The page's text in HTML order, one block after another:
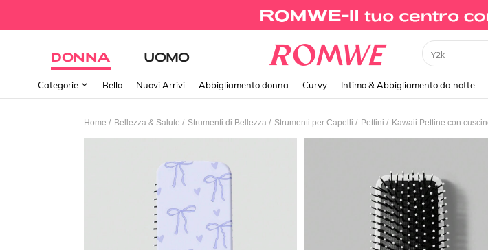
DONNA UOMO Y2k
Categorie Bello Nuovi Arrivi Abbigliamento donna Curvy Intimo & Abbigliamento da notte
Home / Bellezza & Salute / Strumenti di Bellezza / Strumenti per Capelli / Pettini /